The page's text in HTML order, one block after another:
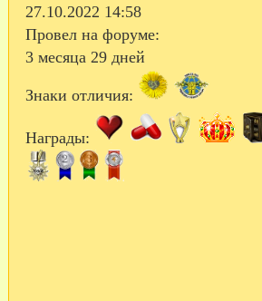
27.10.2022 14:58
Провел на форуме:
3 месяца 29 дней
Знаки отличия:
Награды: